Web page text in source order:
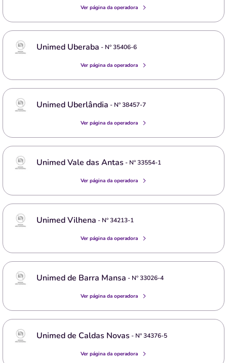
Ver página da operadora
Unimed Uberaba - Nº35406-6
Ver página da operadora
Unimed Uberlândia - Nº38457-7
Ver página da operadora
Unimed Vale das Antas - Nº33554-1
Ver página da operadora
Unimed Vilhena - Nº34213-1
Ver página da operadora
Unimed de Barra Mansa - Nº33026-4
Ver página da operadora
Unimed de Caldas Novas - Nº34376-5
Ver página da operadora